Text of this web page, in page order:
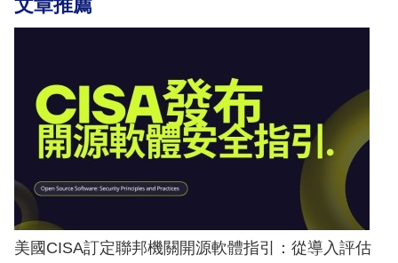
文章推薦
美國CISA訂定聯邦機關開源軟體指引：從導入評估